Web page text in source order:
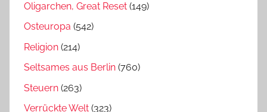
Oligarchen, Great Reset (149)
Osteuropa (542)
Religion (214)
Seltsames aus Berlin (760)
Steuern (263)
Verrückte Welt (323)